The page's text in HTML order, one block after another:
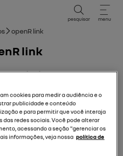
pesquisar menu
openR link
link
24/04/2025
em PDF
aos favoritos
Compartilhar
cookies para medir a audiência e o
publicidade e conteúdo
e para permitir que você interaja
redes sociais. Você pode alterar
acessando a seção "gerenciar os
informações, veja nossa política de